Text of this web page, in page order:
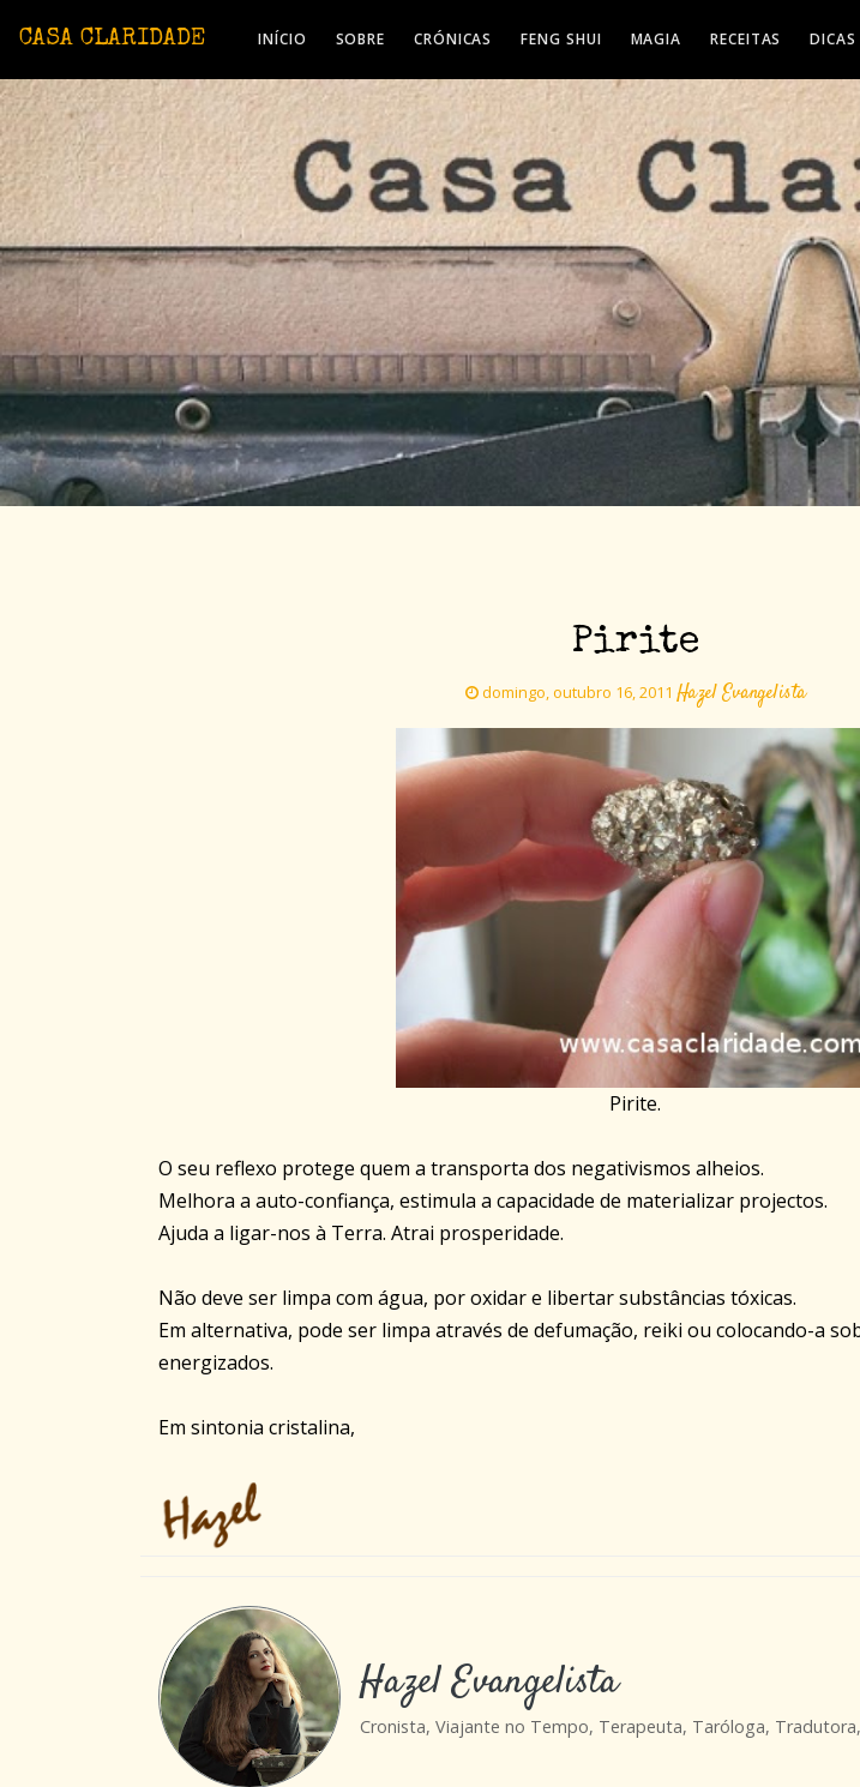
CASA CLARIDADE INÍCIO SOBRE CRÓNICAS FENG SHUI MAGIA RECEITAS DICAS
Pirite
domingo, outubro 16, 2011 Hazel Evangelista
Pirite.
O seu reflexo protege quem a transporta dos negativismos alheios.
Melhora a auto-confiança, estimula a capacidade de materializar projectos.
Ajuda a ligar-nos à Terra. Atrai prosperidade.
Não deve ser limpa com água, por oxidar e libertar substâncias tóxicas.
Em alternativa, pode ser limpa através de defumação, reiki ou colocando-a
energizados.
Em sintonia cristalina,
Hazel Evangelista
Cronista, Viajante no Tempo, Terapeuta, Taróloga,